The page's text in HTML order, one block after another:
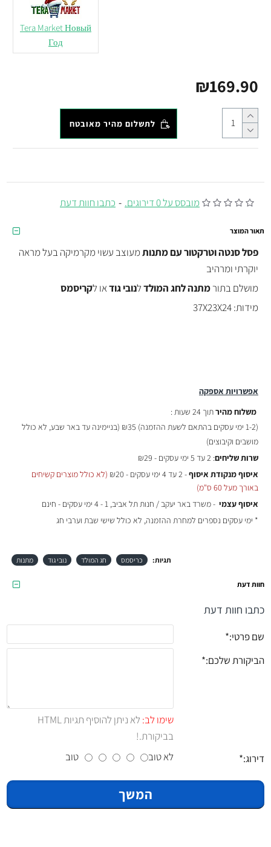
מובסס על 0 דירוגים. - כתבו חוות דעת
₪169.90
Tera Market Новый
Год
לתשלום מהיר מאובטח
אפשרויות אספקה
משלוח מהירתוך 24 שעות :
(1-2 ימי עסקים בהתאם לשעת ההזמנה)
₪35 (בניימינה עד באר שבע, לא כולל
מושבים וקיבוצים)
שרות שליחים: 2 עד 5 ימי עסקים - ₪29
איסוף מנקודת איסוף- 2 עד 4 ימי עסקים - ₪20
(לא כולל מוצרים קשיחים
באורך מעל 60 ס"מ)
איסוף עצמי - משרד באר יעקב / חנות תל אביב, 1 - 4 ימי עסקים - חינם
* ימי עסקים נספרים למחרת ההזמנה, לא כולל שישי שבת וערבי חג
תאור המוצר
פסל סנטה וטרקטור עם מתנותמעוצב עשוי מקרמיקה בעל מראה
יוקרתי ומרהיב
מושלם בתורמתנה לחג המולדלנובי גודאו לקריסמס
מידות: 37X23X24
תגיות: כריסמס חג המולד נובי גוד מתנות
חוות דעת
כתבו חוות דעת
שם פרטי:
הביקורת שלכם:
שימו לב:
לא ניתן להוסיף תגיות HTML
בביקורת.!
דירוג:
לא טוב טוב
המשך